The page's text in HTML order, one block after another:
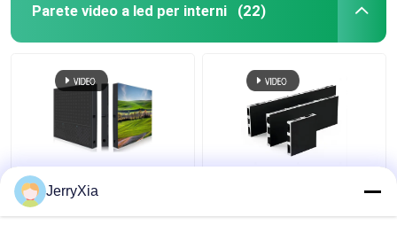
Parete video a led per interni (22)
Installazione
permanente per interni
LED Ticker Indoor LED
JerryXia